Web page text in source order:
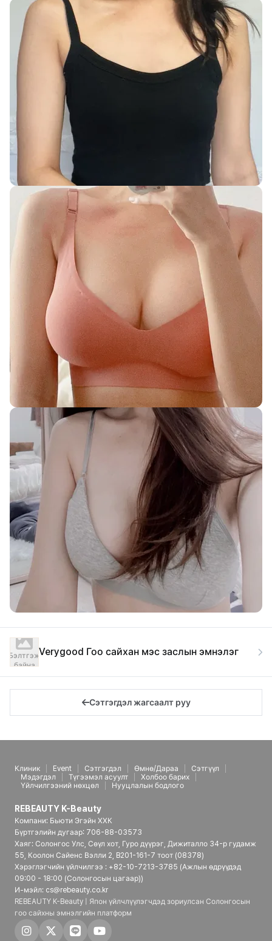
Бэлтгэж
байна
Verygood Гоо сайхан мэс заслын эмнэлэг
Сэтгэгдэл жагсаалт руу
Клиник Event Сэтгэгдэл Өмнө/Дараа
Сэтгүүл
Мэдэгдэл
Түгээмэл асуулт
Холбоо барих
Үйлчилгээний нөхцөл
Нууцлалын бодлого
REBEAUTY K-Beauty
Компани: Бьюти Эгэйн ХХК
Бүртгэлийн дугаар: 706-88-03573
Хаяг: Солонгос Улс, Сөүл хот, Гуро дүүрэг, Дижиталло 34-р гудамж
55, Коолон Сайенс Вэлли 2, B201-161-7 тоот (08378)
Хэрэглэгчийн үйлчилгээ : +82-10-7213-3785 (Ажлын өдрүүдэд
09:00 - 18:00 (Солонгосын цагаар))
И-мэйл: cs@rebeauty.co.kr
REBEAUTY K-Beauty | Япон үйлчлүүлэгчдэд зориулсан Солонгосын
гоо сайхны эмнэлгийн платформ